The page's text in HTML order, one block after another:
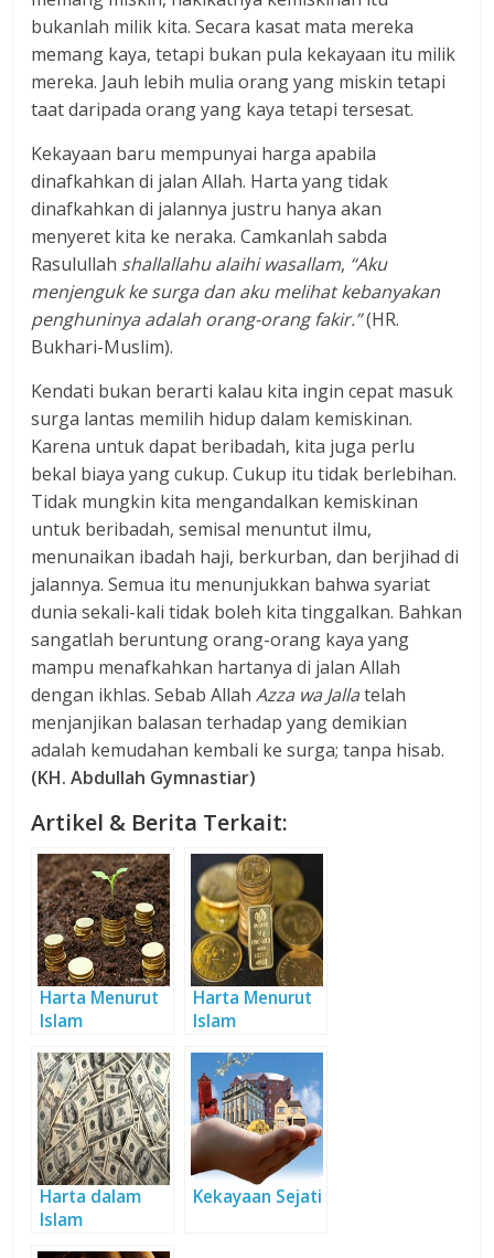
bukanlah milik kita. Secara kasat mata mereka
memang kaya, tetapi bukan pula kekayaan itu milik
mereka. Jauh lebih mulia orang yang miskin tetapi
taat daripada orang yang kaya tetapi tersesat.
Kekayaan baru mempunyai harga apabila
dinafkahkan di jalan Allah. Harta yang tidak
dinafkahkan di jalannya justru hanya akan
menyeret kita ke neraka. Camkanlah sabda
Rasulullah shallallahu alaihi wasallam, “Aku
menjenguk ke surga dan aku melihat kebanyakan
penghuninya adalah orang-orang fakir.”(HR.
Bukhari-Muslim).
Kendati bukan berarti kalau kita ingin cepat masuk
surga lantas memilih hidup dalam kemiskinan.
Karena untuk dapat beribadah, kita juga perlu
bekal biaya yang cukup. Cukup itu tidak berlebihan.
Tidak mungkin kita mengandalkan kemiskinan
untuk beribadah, semisal menuntut ilmu,
menunaikan ibadah haji, berkurban, dan berjihad di
jalannya. Semua itu menunjukkan bahwa syariat
dunia sekali-kali tidak boleh kita tinggalkan. Bahkan
sangatlah beruntung orang-orang kaya yang
mampu menafkahkan hartanya di jalan Allah
dengan ikhlas. Sebab AllahAzza wa Jallatelah
menjanjikan balasan terhadap yang demikian
adalah kemudahan kembali ke surga; tanpa hisab.
(KH. Abdullah Gymnastiar)
Artikel & Berita Terkait:
Harta Menurut
Islam
Harta Menurut
Islam
Harta dalam
Islam
Kekayaan Sejati